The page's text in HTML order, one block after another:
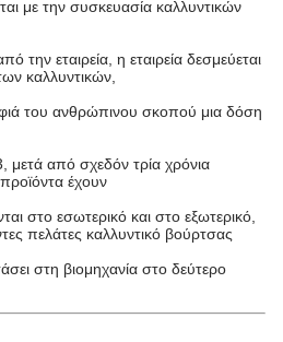
με την συσκευασία καλλυντικών
την εταιρεία, η εταιρεία δεσμεύεται
καλλυντικών,
του ανθρώπινου σκοπού μια δόση
μετά από σχεδόν τρία χρόνια
έχουν
στο εσωτερικό και στο εξωτερικό,
πελάτες καλλυντικό βούρτσας
στη βιομηχανία στο δεύτερο